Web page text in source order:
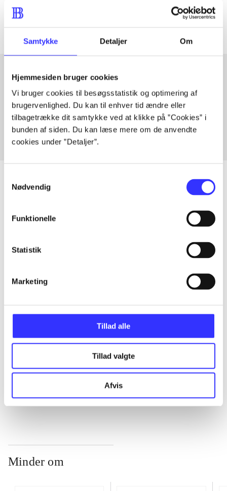
Samtykke Detaljer Om
Hjemmesiden bruger cookies
Vi bruger cookies til besøgsstatistik og optimering af
brugervenlighed. Du kan til enhver tid ændre eller
tilbagetrække dit samtykke ved at klikke på ”Cookies” i
bunden af siden. Du kan læse mere om de anvendte
cookies under ”Detaljer”.
Nødvendig
Funktionelle
Statistik
Marketing
Tillad alle
Tillad valgte
Afvis
Artiklerne i
Artikler med samme emner
Fra
Alle registrerede artikler fordelt på udgivelser
...
...
Minder om